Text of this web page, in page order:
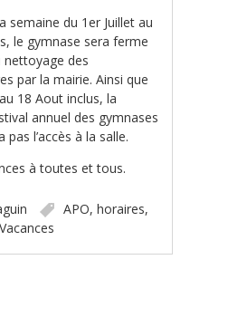
semaine du 1er Juillet au
le gymnase sera ferme
nettoyage des
par la mairie. Ainsi que
18 Aout inclus, la
annuel des gymnases
pas l’accès à la salle.
à toutes et tous.
APO,horaires,
Vacances